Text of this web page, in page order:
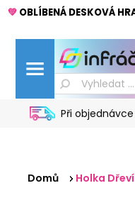
💚 OBLÍBENÁ DESKOVÁ
Při
Domů Holka